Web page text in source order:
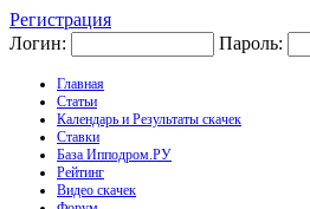
Регистрация
Логин:
Пароль:
Главная
Статьи
Календарь и Результаты скачек
Ставки
База Ипподром.РУ
Рейтинг
Видео скачек